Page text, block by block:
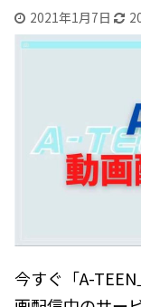
2021年1月7日
今すぐ「A-